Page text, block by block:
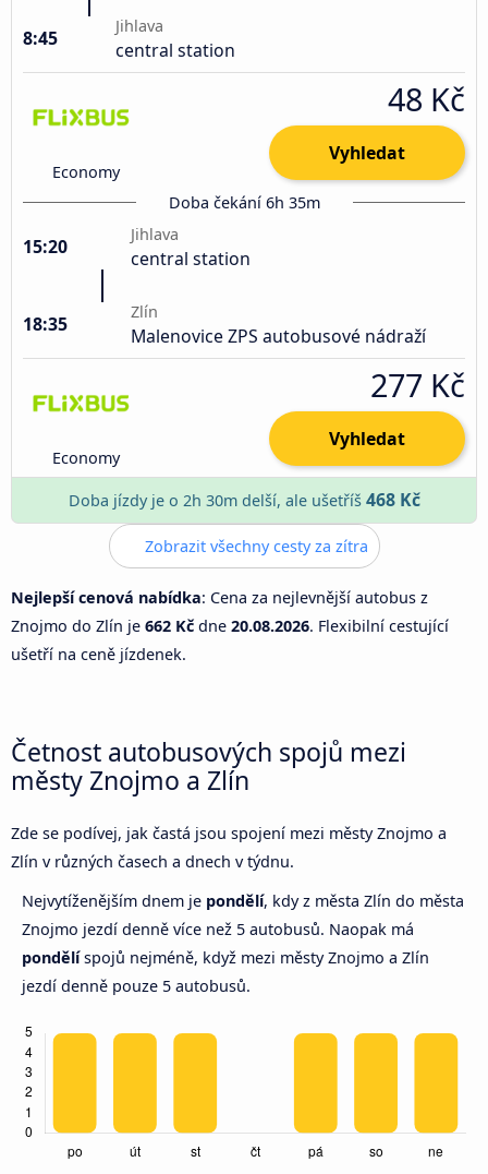
8:45
Jihlava
central station
Economy
48 Kč
Vyhledat
Doba čekání 6h 35m
15:20
Jihlava
central station
18:35
Zlín
Malenovice ZPS autobusové nádraží
Economy
277 Kč
Vyhledat
Doba jízdy je o 2h 30m delší, ale ušetříš 468 Kč
Zobrazit všechny cesty za zítra
Nejlepší cenová nabídka: Cena za nejlevnější autobus z
Znojmo do Zlín je 662 Kč dne 20.08.2026. Flexibilní cestující
ušetří na ceně jízdenek.
Četnost autobusových spojů mezi
městy Znojmo a Zlín
Zde se podívej, jak častá jsou spojení mezi městy Znojmo a
Zlín v různých časech a dnech v týdnu.
Nejvytíženějším dnem je pondělí, kdy z města Zlín do města
Znojmo jezdí denně více než 5 autobusů. Naopak má
pondělíspojů nejméně, když mezi městy Znojmo a Zlín
jezdí denně pouze 5 autobusů.